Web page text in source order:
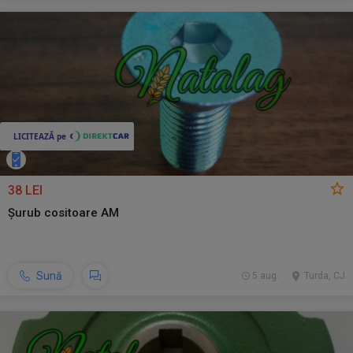
38 LEI
Șurub cositoare AM
Sună Turda, CJ
5 aug.